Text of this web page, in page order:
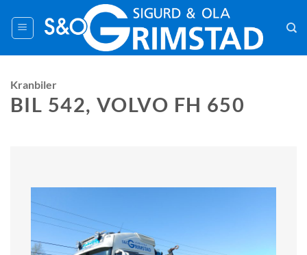
content
Kranbiler
BIL 542, VOLVO FH 650